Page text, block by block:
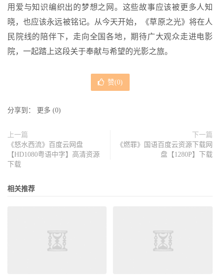
用爱与知识编织出的梦想之网。这些故事应该被更多人知
晓，也应该永远被铭记。从今天开始，《草原之光》将在人
民院线的陪伴下，走向全国各地，期待广大观众走进电影
院，一起踏上这段关于奉献与希望的光影之旅。
赞(0)
分享到： 更多 (0)
上一篇
《怒水西流》百度云网盘
【HD1080粤语中字】高清资源
下载
下一篇
《燃罪》国语百度云资源下载网
盘【1280P】下载
相关推荐